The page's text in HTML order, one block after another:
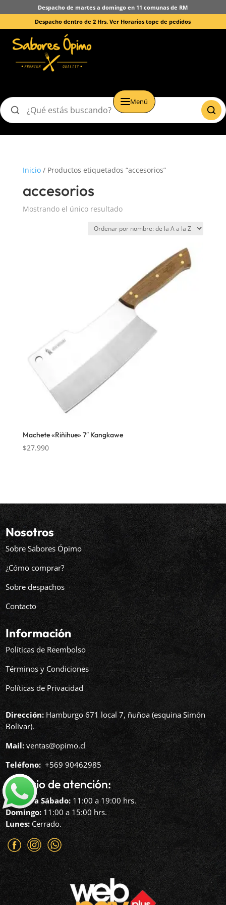
Despacho de martes a domingo en 11 comunas de RM
Despacho dentro de 2 Hrs.Ver Horarios tope de pedidos
Menú
Buscar
Inicio/ Productos etiquetados “accesorios”
accesorios
Mostrando el único resultado
Machete «Riñihue» 7″ Kangkawe
$27.990
Nosotros
Sobre Sabores Ópimo
¿Cómo comprar?
Sobre despachos
Contacto
Información
Políticas de Reembolso
Términos y Condiciones
Políticas de Privacidad
Dirección: Hamburgo 671 local 7, ñuñoa (esquina Simón
Bolívar).
Mail: ventas@opimo.cl
Teléfono: ‪+569 90462985‬
Horario de atención:
Martes a Sábado: 11:00 a 19:00 hrs.
Domingo: 11:00 a 15:00 hrs.
Lunes: Cerrado.